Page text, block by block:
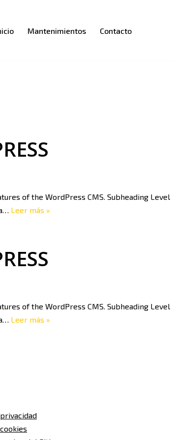
Mantenimientos Contacto
of the WordPress CMS. Subheading
Leer más »
of the WordPress CMS. Subheading
Leer más »